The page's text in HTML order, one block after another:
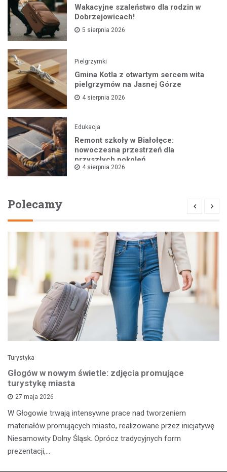
Wakacyjne szaleństwo dla rodzin w
Dobrzejowicach!
5 sierpnia 2026
Pielgrzymki
Gmina Kotla z otwartym sercem wita
pielgrzymów na Jasnej Górze
4 sierpnia 2026
Edukacja
Remont szkoły w Białołęce:
nowoczesna przestrzeń dla
przyszłych pokoleń
4 sierpnia 2026
Polecamy
Turystyka
Głogów w nowym świetle: zdjęcia promujące
turystykę miasta
27 maja 2026
W Głogowie trwają intensywne prace nad tworzeniem
materiałów promujących miasto, realizowane przez inicjatywę
Niesamowity Dolny Śląsk. Oprócz tradycyjnych form
prezentacji,…